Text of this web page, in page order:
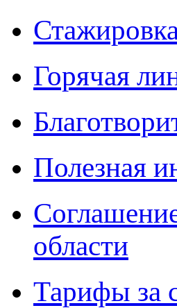
Горячая
Полезная
области
Тарифы за